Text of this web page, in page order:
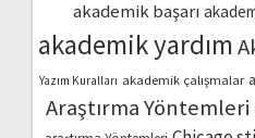
akademik başarı
akademik yardım
Yazım Kuralları akademik çalışmalar
Araştırma Yöntemleri